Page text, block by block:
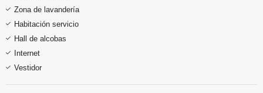
Zona de lavandería
Habitación servicio
Hall de alcobas
Internet
Vestidor